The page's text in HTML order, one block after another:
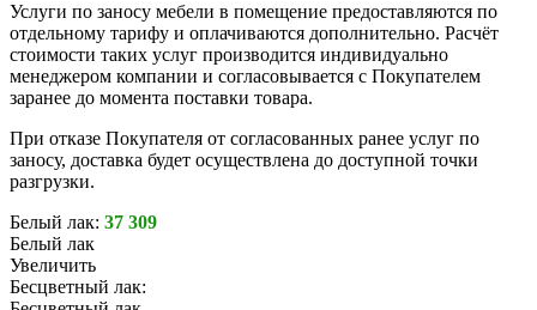
Услуги по заносу мебели в помещение предоставляются по
отдельному тарифу и оплачиваются дополнительно. Расчёт
стоимости таких услуг производится индивидуально
менеджером компании и согласовывается с Покупателем
заранее до момента поставки товара.
При отказе Покупателя от согласованных ранее услуг по
заносу, доставка будет осуществлена до доступной точки
разгрузки.
Белый лак: 37 309
Белый лак
Увеличить
Бесцветный лак: